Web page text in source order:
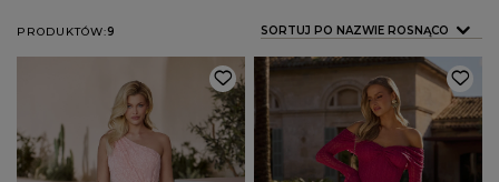
znają się jak nikt inny. Koniecznie sprawdź sama, co jeszcze
dla Ciebie przygotowaliśmy!
PRODUKTÓW:9 ZMIEŃ SORTOWANIE
SORTUJ PO NAZWIE ROSNĄCO